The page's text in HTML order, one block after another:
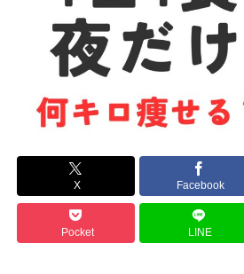
X Facebook
Pocket LINE